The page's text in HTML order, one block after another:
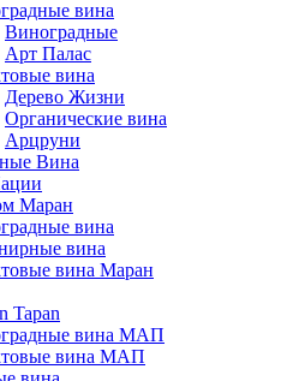
вина
Виноградные
Арт Палас
вина
Дерево Жизни
Органические вина
Арцруни
Вина
Маран
вина
вина
вина Маран
Tapan
вина МАП
вина МАП